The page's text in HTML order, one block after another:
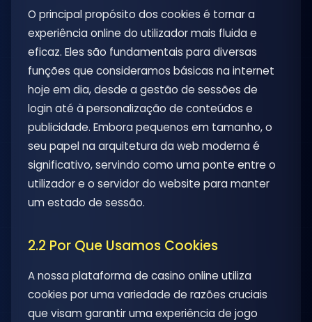
O principal propósito dos cookies é tornar a
experiência online do utilizador mais fluida e
eficaz. Eles são fundamentais para diversas
funções que consideramos básicas na internet
hoje em dia, desde a gestão de sessões de
login até à personalização de conteúdos e
publicidade. Embora pequenos em tamanho, o
seu papel na arquitetura da web moderna é
significativo, servindo como uma ponte entre o
utilizador e o servidor do website para manter
um estado de sessão.
2.2 Por Que Usamos Cookies
A nossa plataforma de casino online utiliza
cookies por uma variedade de razões cruciais
que visam garantir uma experiência de jogo